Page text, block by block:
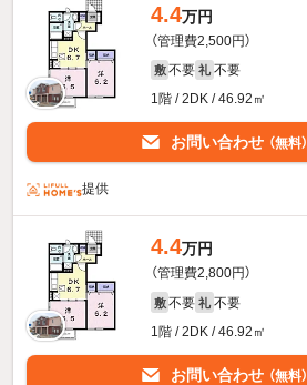
4.4万円
（管理費2,500円）
敷 不要 礼 不要
1階 / 2DK / 46.92㎡
お問い合わせ （無料）
提供
4.4万円
（管理費2,800円）
敷 不要 礼 不要
1階 / 2DK / 46.92㎡
お問い合わせ （無料）